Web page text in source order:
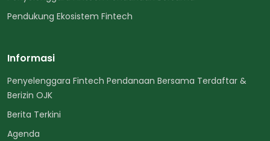
Pendukung Ekosistem Fintech
Informasi
Penyelenggara Fintech Pendanaan Bersama Terdaftar &
Berizin OJK
Berita Terkini
Agenda